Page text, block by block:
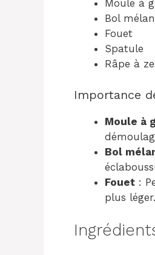
Moule à
Bol
Fouet
Spatule
Râpe à
Importance
Moule à
Bol
Fouet :
plus léger.